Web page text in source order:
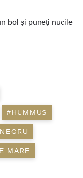
bol și puneți nucile
#HUMMUS
MARE